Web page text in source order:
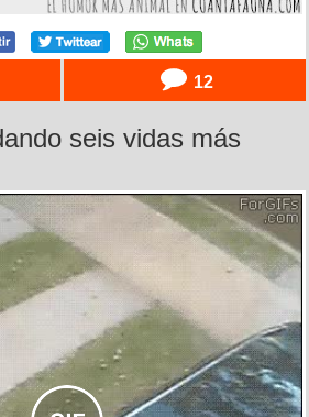
12
seis vidas más